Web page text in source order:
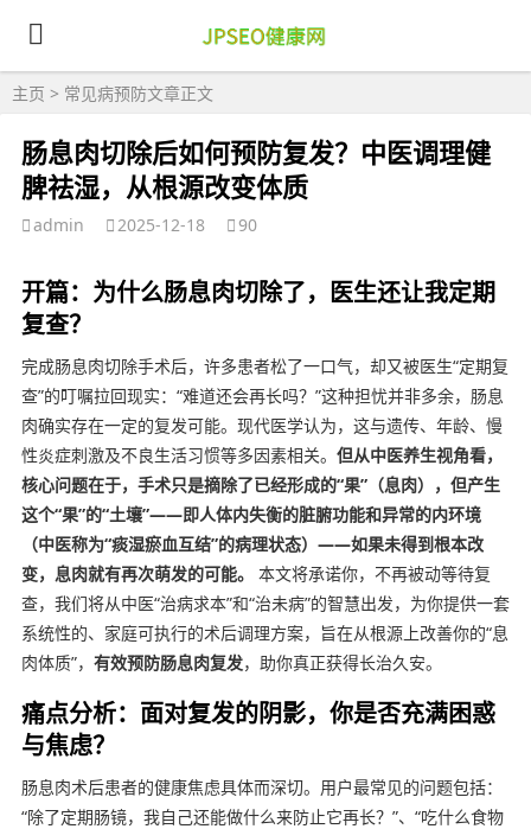
主页 > 常见病预防文章正文
肠息肉切除后如何预防复发？中医调理健
脾祛湿，从根源改变体质
admin 2025-12-18 90
开篇：为什么肠息肉切除了，医生还让我定期
复查？
完成肠息肉切除手术后，许多患者松了一口气，却又被医生“定期复
查”的叮嘱拉回现实：“难道还会再长吗？”这种担忧并非多余，肠息
肉确实存在一定的复发可能。现代医学认为，这与遗传、年龄、慢
性炎症刺激及不良生活习惯等多因素相关。 但从中医养生视角看，
核心问题在于，手术只是摘除了已经形成的“果”（息肉），但产生
这个“果”的“土壤”——即人体内失衡的脏腑功能和异常的内环境
（中医称为“痰湿瘀血互结”的病理状态）——如果未得到根本改
变，息肉就有再次萌发的可能。
本文将承诺你，不再被动等待复
查，我们将从中医“治病求本”和“治未病”的智慧出发，为你提供一套
系统性的、家庭可执行的术后调理方案，旨在从根源上改善你的“息
肉体质”， 有效预防肠息肉复发，助你真正获得长治久安。
痛点分析：面对复发的阴影，你是否充满困惑
与焦虑？
肠息肉术后患者的健康焦虑具体而深切。用户最常见的问题包括：
“除了定期肠镜，我自己还能做什么来防止它再长？”、“吃什么食物